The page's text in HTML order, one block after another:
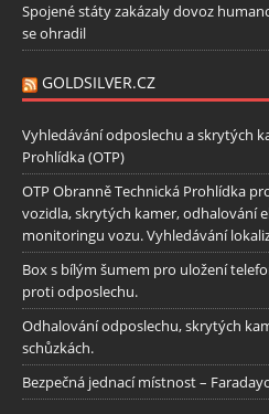
Spojené státy zakázaly dovoz
se ohradil
GOLDSILVER.CZ
Vyhledávání odposlechu a skrytých
Prohlídka (OTP)
OTP Obranně Technická Prohlídka
vozidla, skrytých kamer, odhalování
monitoringu vozu. Vyhledávání
Box s bílým šumem pro uložení
proti odposlechu.
Odhalování odposlechu, skrytých
schůzkách.
Bezpečná jednací místnost –